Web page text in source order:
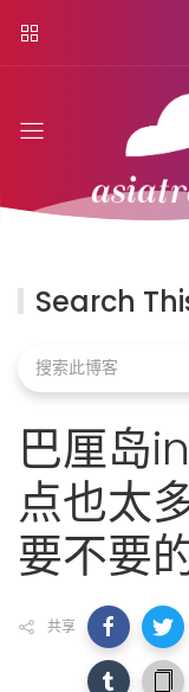
Search
巴厘岛
点也太
要不要的
共享